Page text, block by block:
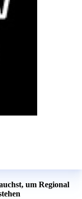
um Regional